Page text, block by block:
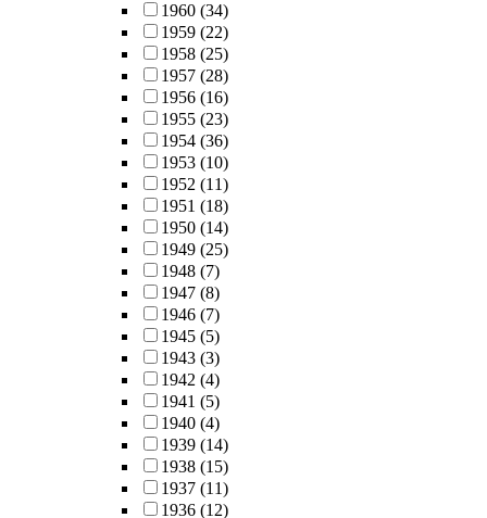
1960 (34)
1959 (22)
1958 (25)
1957 (28)
1956 (16)
1955 (23)
1954 (36)
1953 (10)
1952 (11)
1951 (18)
1950 (14)
1949 (25)
1948 (7)
1947 (8)
1946 (7)
1945 (5)
1943 (3)
1942 (4)
1941 (5)
1940 (4)
1939 (14)
1938 (15)
1937 (11)
1936 (12)